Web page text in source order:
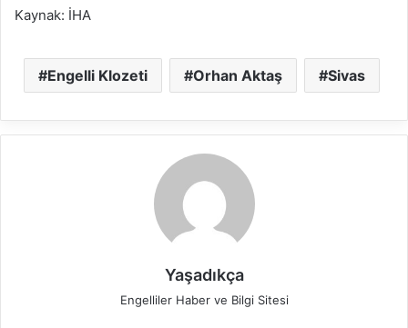
Kaynak: İHA
Engelli Klozeti Orhan Aktaş Sivas
Yaşadıkça
Engelliler Haber ve Bilgi Sitesi